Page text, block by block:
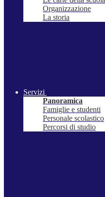
Organizzazione
La storia
Servizi
Panoramica
Famiglie e studenti
Personale scolastico
Percorsi di studio